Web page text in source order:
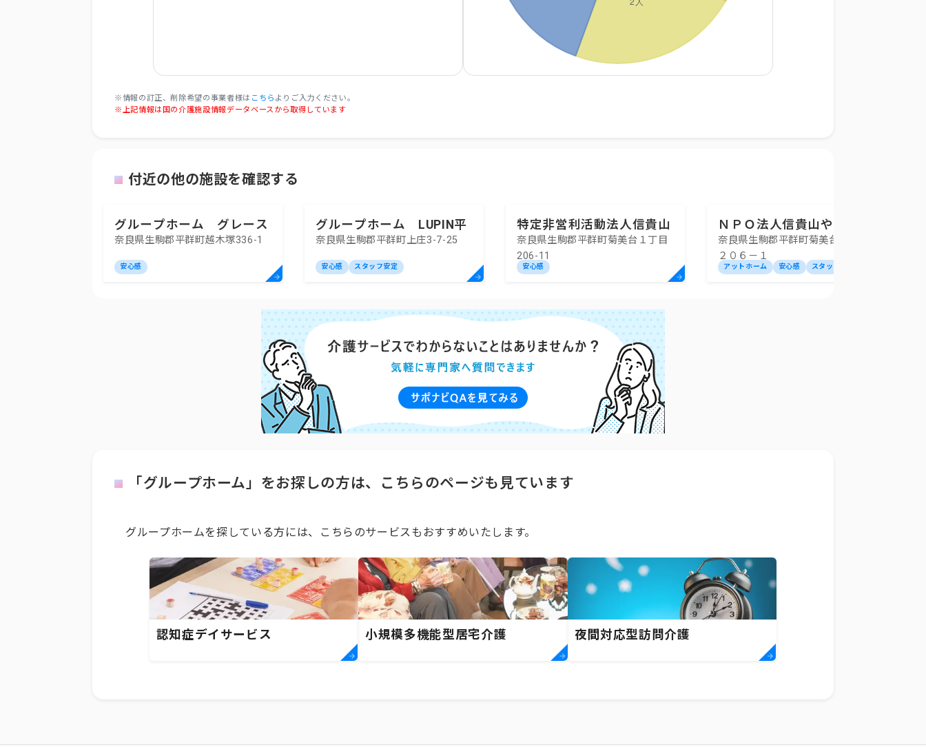
※情報の訂正、削除希望の事業者様は こちら よりご入力ください。
※上記情報は国の介護施設情報データベースから取得しています
付近の他の施設を確認する
グループホーム グレース
奈良県生駒郡平群町越木塚336-1
安心感
グループホーム LUPIN平
群
奈良県生駒郡平群町上庄3-7-25
安心感 スタッフ安定
特定非営利活動法人信貴山
やすらぎ会グループホーム
やすらぎ２
奈良県生駒郡平群町菊美台１丁目
206-11
安心感
ＮＰＯ法人信貴山やすらぎ
会「グループホームやすら
ぎ」
奈良県生駒郡平群町菊美台1丁目
２０６－１
アットホーム 安心感 スタッフ安定
「グループホーム」をお探しの方は、こちらのページも見ています
グループホームを探している方には、こちらのサービスもおすすめいたします。
認知症デイサービス 小規模多機能型居宅介護 夜間対応型訪問介護